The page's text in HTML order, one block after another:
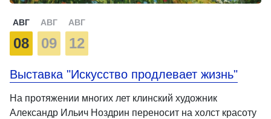
АВГ
08
АВГ
09
АВГ
12
Выставка "Искусство продлевает жизнь"
На протяжении многих лет клинский художник
Александр Ильич Ноздрин переносит на холст красоту